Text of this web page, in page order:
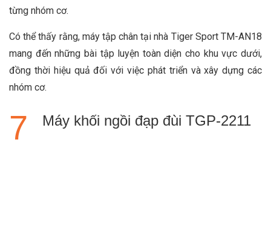
từng nhóm cơ.
Có thể thấy rằng, máy tập chân tại nhà Tiger Sport TM-AN18
mang đến những bài tập luyện toàn diện cho khu vực dưới,
đồng thời hiệu quả đối với việc phát triển và xây dựng các
nhóm cơ.
Máy khối ngồi đạp đùi TGP-2211